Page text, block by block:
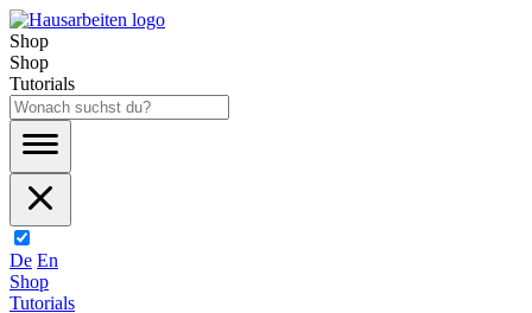
Shop
Shop
Tutorials
De En
Shop
Tutorials